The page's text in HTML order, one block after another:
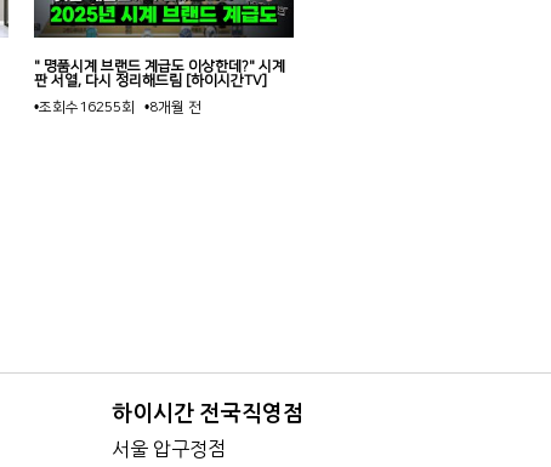
" 명품시계 브랜드 계급도 이상한데?" 시계
판 서열, 다시 정리해드림 [하이시간TV]
•조회수16255회 •8개월 전
하이시간 전국직영점
서울 압구정점